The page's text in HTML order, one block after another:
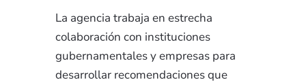
La agencia trabaja en estrecha
colaboración con instituciones
gubernamentales y empresas para
desarrollar recomendaciones que